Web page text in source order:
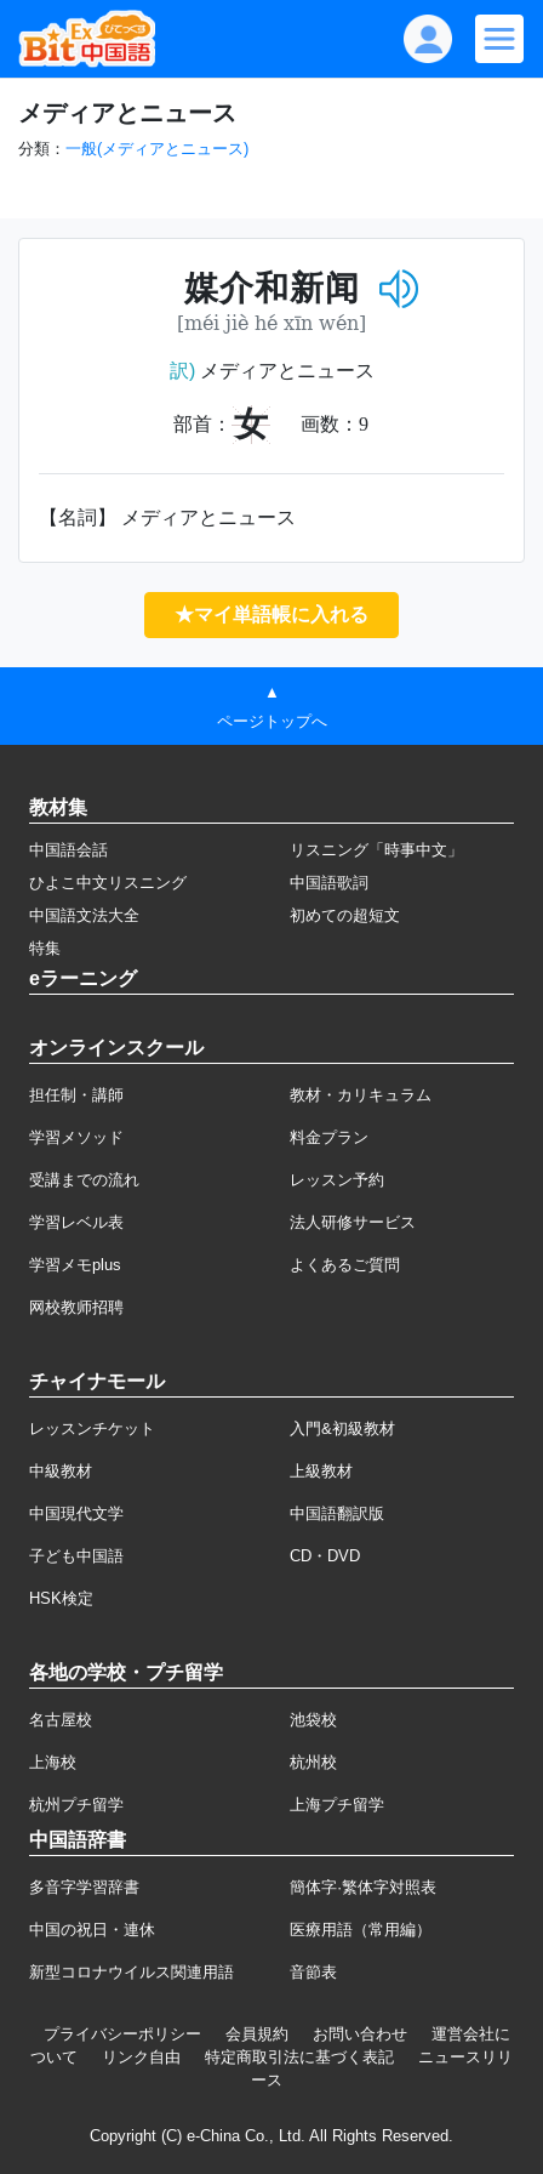
メディアとニュース
分類： 一般(メディアとニュース)
媒介和新闻
[méi jiè hé xīn wén]
訳)メディアとニュース
部首： 女 画数： 9
【名詞】 メディアとニュース
★マイ単語帳に入れる
▲
ページトップへ
教材集
中国語会話
リスニング「時事中文」
ひよこ中文リスニング
中国語歌詞
中国語文法大全
初めての超短文
特集
eラーニング
オンラインスクール
担任制・講師 教材・カリキュラム
学習メソッド 料金プラン
受講までの流れ レッスン予約
学習レベル表 法人研修サービス
学習メモplus よくあるご質問
网校教师招聘
チャイナモール
レッスンチケット 入門&初級教材
中級教材 上級教材
中国現代文学 中国語翻訳版
子ども中国語 CD・DVD
HSK検定
各地の学校・プチ留学
名古屋校 池袋校
上海校 杭州校
杭州プチ留学 上海プチ留学
中国語辞書
多音字学習辞書 簡体字·繁体字対照表
中国の祝日・連休 医療用語（常用編）
新型コロナウイルス関連用語 音節表
プライバシーポリシー 会員規約 お問い合わせ
運営会社に
ついて
リンク自由 特定商取引法に基づく表記
ニュースリリ
ース
Copyright (C) e-China Co., Ltd. All Rights Reserved.